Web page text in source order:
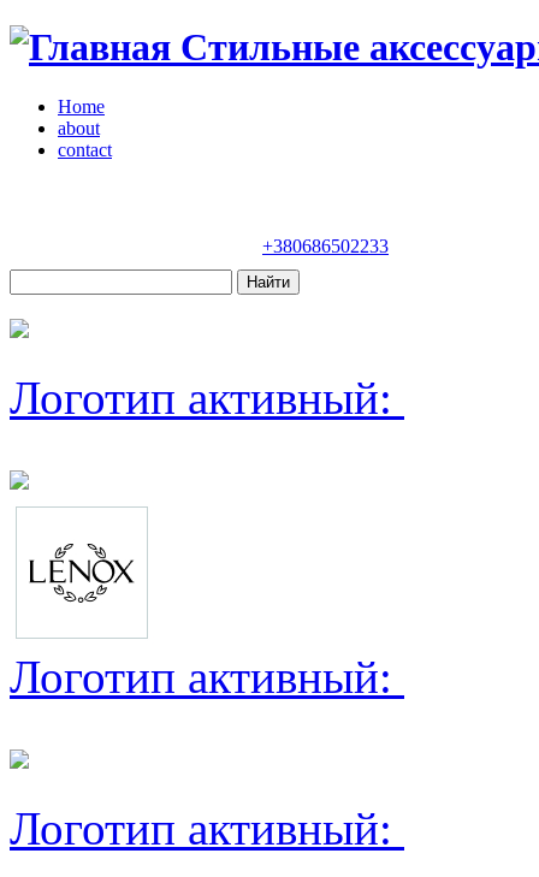
Стильные
Home
about
contact
+380686502233
Логотип активный:
Логотип активный:
Логотип активный: